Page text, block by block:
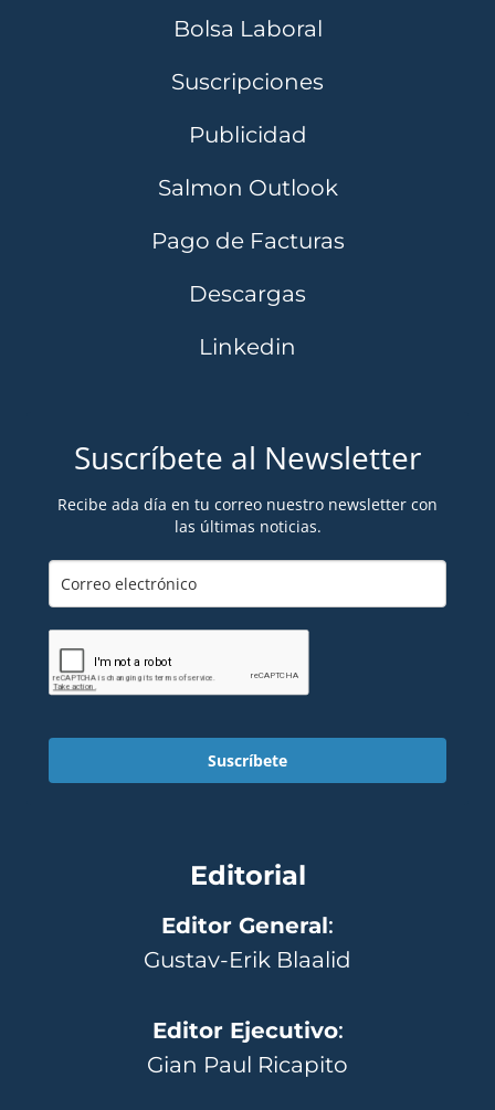
Bolsa Laboral
Suscripciones
Publicidad
Salmon Outlook
Pago de Facturas
Descargas
Linkedin
Suscríbete al Newsletter
Recibe ada día en tu correo nuestro newsletter con
las últimas noticias.
Suscríbete
Editorial
Editor General:
Gustav-Erik Blaalid
Editor Ejecutivo:
Gian Paul Ricapito